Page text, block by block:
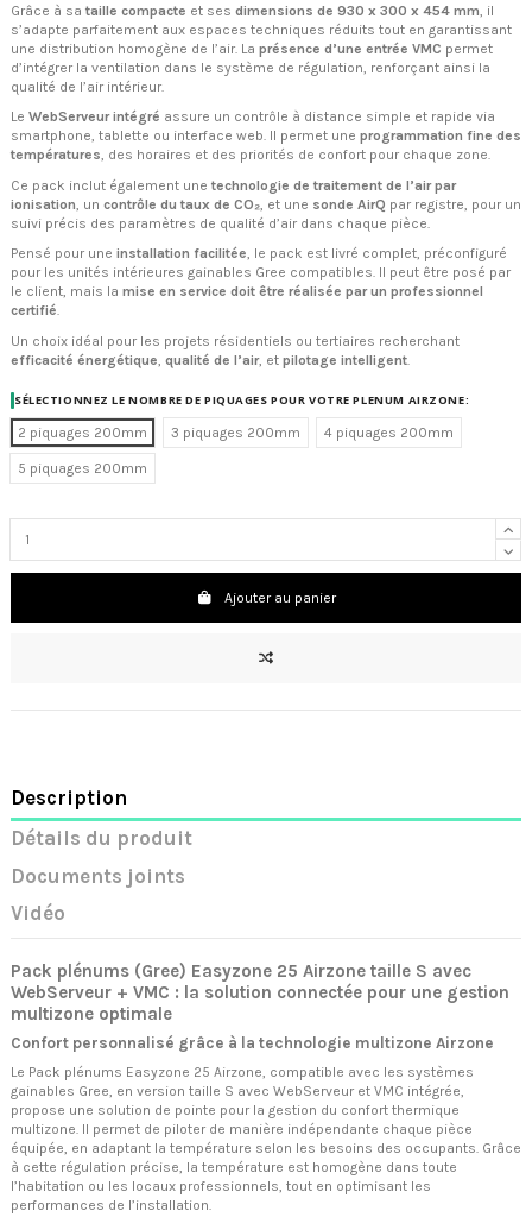
Grâce à sa taille compacte et ses dimensions de 930 x 300 x 454 mm , il
s’adapte parfaitement aux espaces techniques réduits tout en garantissant
une distribution homogène de l’air. La présence d’une entrée VMC permet
d’intégrer la ventilation dans le système de régulation, renforçant ainsi la
qualité de l’air intérieur.
Le WebServeur intégré assure un contrôle à distance simple et rapide via
smartphone, tablette ou interface web. Il permet une programmation fine des
températures, des horaires et des priorités de confort pour chaque zone.
Ce pack inclut également une technologie de traitement de l’air par
ionisation , un contrôle du taux de CO₂ , et une sonde AirQ par registre, pour un
suivi précis des paramètres de qualité d’air dans chaque pièce.
Pensé pour une installation facilitée, le pack est livré complet, préconfiguré
pour les unités intérieures gainables Gree compatibles. Il peut être posé par
le client, mais la mise en service doit être réalisée par un professionnel
certifié.
Un choix idéal pour les projets résidentiels ou tertiaires recherchant
efficacité énergétique, qualité de l’air, et pilotage intelligent.
SÉLECTIONNEZ LE NOMBRE DE PIQUAGES POUR VOTRE PLENUM AIRZONE:
2 piquages 200mm 3 piquages 200mm 4 piquages 200mm
5 piquages 200mm
Ajouter au panier
Description
Détails du produit
Documents joints
Vidéo
Pack plénums (Gree) Easyzone 25 Airzone taille S avec
WebServeur + VMC : la solution connectée pour une gestion
multizone optimale
Confort personnalisé grâce à la technologie multizone Airzone
Le Pack plénums Easyzone 25 Airzone, compatible avec les systèmes
gainables Gree, en version taille S avec WebServeur et VMC intégrée,
propose une solution de pointe pour la gestion du confort thermique
multizone. Il permet de piloter de manière indépendante chaque pièce
équipée, en adaptant la température selon les besoins des occupants. Grâce
à cette régulation précise, la température est homogène dans toute
l’habitation ou les locaux professionnels, tout en optimisant les
performances de l’installation.